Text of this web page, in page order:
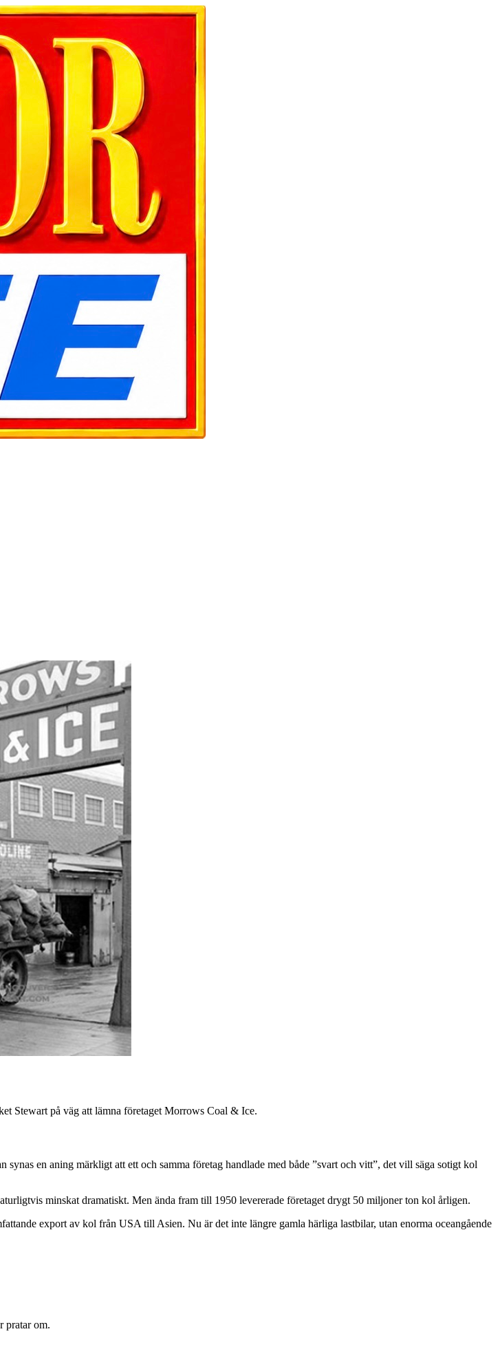
Stewart på väg att lämna företaget Morrows Coal & Ice.
en aning märkligt att ett och samma företag handlade med både ”svart och vitt”, det vill säga sotigt kol
minskat dramatiskt. Men ända fram till 1950 levererade företaget drygt 50 miljoner ton kol årligen.
export av kol från USA till Asien. Nu är det inte längre gamla härliga lastbilar, utan enorma oceangående
pratar om.